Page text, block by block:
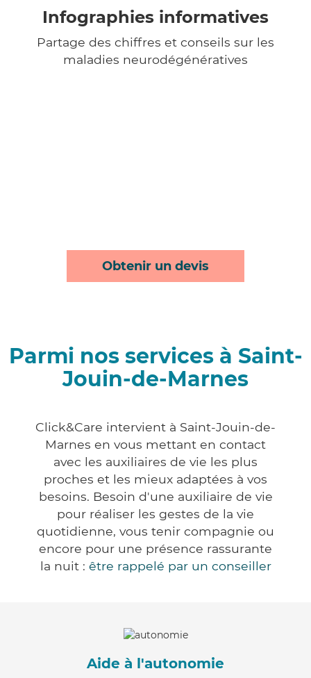
Infographies informatives
Partage des chiffres et conseils sur les
maladies neurodégénératives
Obtenir un devis
Parmi nos services à Saint-
Jouin-de-Marnes
Click&Care intervient à Saint-Jouin-de-
Marnes en vous mettant en contact
avec les auxiliaires de vie les plus
proches et les mieux adaptées à vos
besoins. Besoin d'une auxiliaire de vie
pour réaliser les gestes de la vie
quotidienne, vous tenir compagnie ou
encore pour une présence rassurante
la nuit : être rappelé par un conseiller
Aide à l'autonomie